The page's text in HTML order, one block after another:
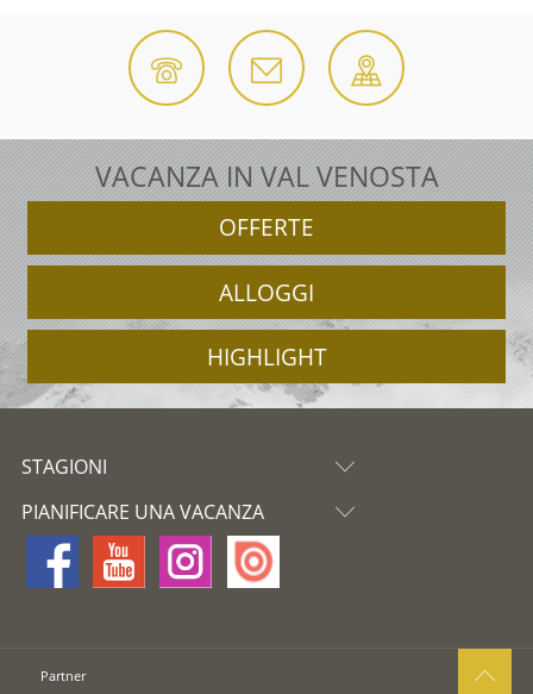
VACANZA IN VAL VENOSTA
OFFERTE
ALLOGGI
HIGHLIGHT
STAGIONI
PIANIFICARE UNA VACANZA
Partner